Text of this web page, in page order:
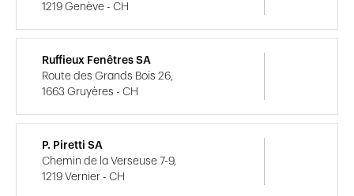
1219 Genève - CH
Ruffieux Fenêtres SA
Route des Grands Bois 26,
1663 Gruyères - CH
P. Piretti SA
Chemin de la Verseuse 7-9,
1219 Vernier - CH